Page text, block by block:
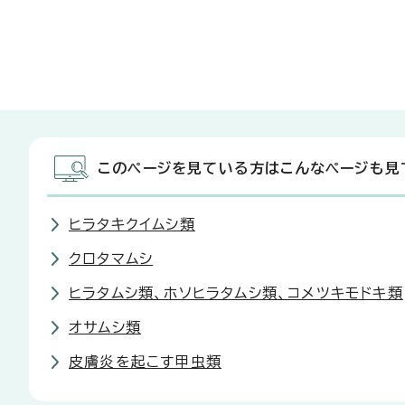
このページを見ている方はこんなページも見
ヒラタキクイムシ類
クロタマムシ
ヒラタムシ類、ホソヒラタムシ類、コメツキモドキ類
オサムシ類
皮膚炎を起こす甲虫類